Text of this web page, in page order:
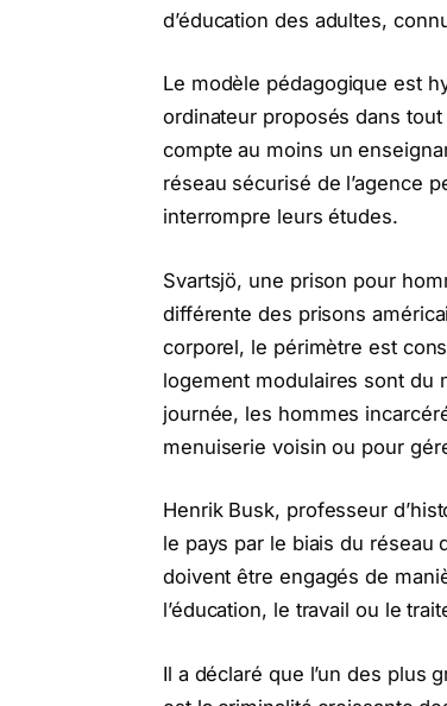
d’éducation des adultes,
Le modèle pédagogique est
ordinateur proposés dans
compte au moins un
réseau sécurisé de l’agence
interrompre leurs études.
Svartsjö, une prison pour
différente des prisons
corporel, le périmètre est
logement modulaires sont du
journée, les hommes
menuiserie voisin ou pour
Henrik Busk, professeur
le pays par le biais du réseau
doivent être engagés de
l’éducation, le travail ou le
Il a déclaré que l’un des plus